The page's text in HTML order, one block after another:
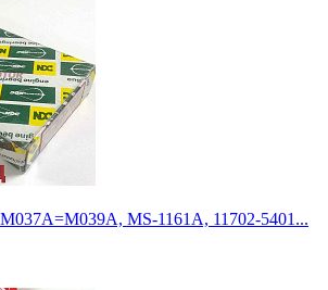
MS-1161A, 11702-5401...